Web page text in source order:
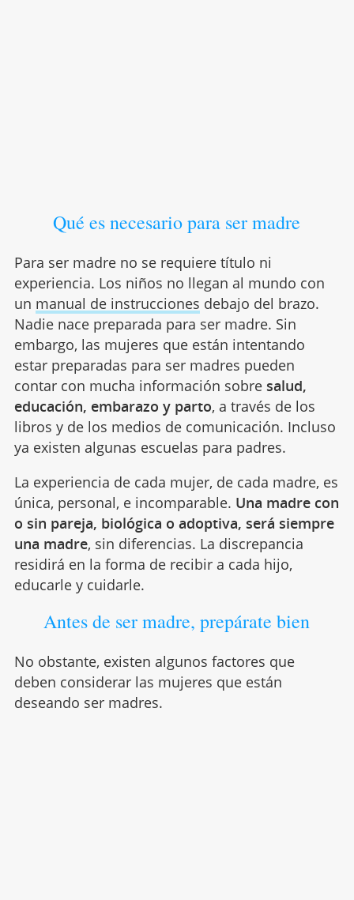
Qué es necesario para ser madre
Para ser madre no se requiere título ni
experiencia. Los niños no llegan al mundo con
un manual de instrucciones debajo del brazo.
Nadie nace preparada para ser madre. Sin
embargo, las mujeres que están intentando
estar preparadas para ser madres pueden
contar con mucha información sobre salud,
educación, embarazo y parto, a través de los
libros y de los medios de comunicación. Incluso
ya existen algunas escuelas para padres.
La experiencia de cada mujer, de cada madre, es
única, personal, e incomparable. Una madre con
o sin pareja, biológica o adoptiva, será siempre
una madre, sin diferencias. La discrepancia
residirá en la forma de recibir a cada hijo,
educarle y cuidarle.
Antes de ser madre, prepárate bien
No obstante, existen algunos factores que
deben considerar las mujeres que están
deseando ser madres.